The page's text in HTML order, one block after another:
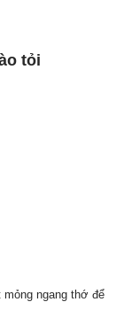
tỏi
ngang thớ để